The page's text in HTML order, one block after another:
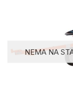
NEMA NA